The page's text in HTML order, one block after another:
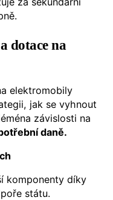
dotace na
elektromobily
jak se vyhnout
závislosti na
daně.
komponenty díky
státu.